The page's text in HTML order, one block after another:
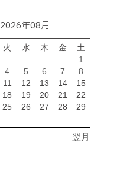
2026年08月
火 水 木 金
土
1
4 5 6 7
8
11 12 13 14
15
18 19 20 21
22
25 26 27 28
29
翌月